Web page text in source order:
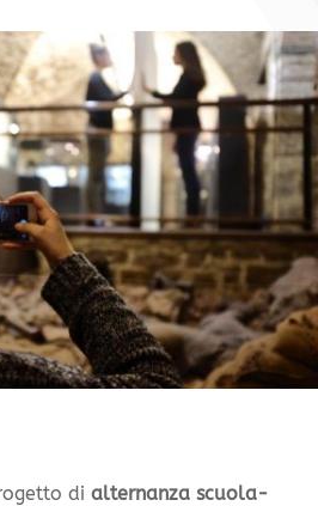
di alternanza scuola-